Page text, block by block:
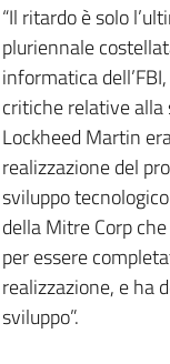
“Il ritardo è solo
pluriennale
informatica
critiche relative
Lockheed Martin
realizzazione del
sviluppo
della Mitre Corp
per essere
realizzazione, e ha
sviluppo”.